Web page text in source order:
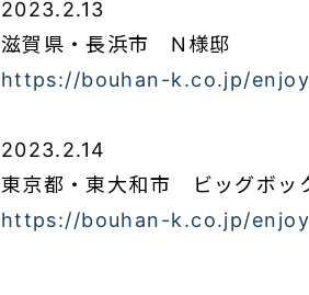
2023.2.13
滋賀県・長浜市 N様邸
https://bouhan-k.co.jp/
2023.2.14
東京都・東大和市 ビッグボッ
https://bouhan-k.co.jp/